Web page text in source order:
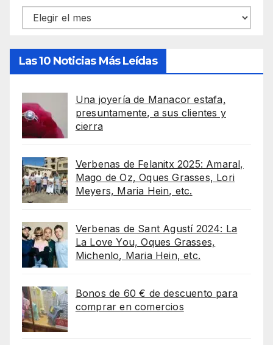
Archivos
Las 10 Noticias Más Leídas
Una joyería de Manacor estafa,
presuntamente, a sus clientes y
cierra
Verbenas de Felanitx 2025: Amaral,
Mago de Oz, Oques Grasses, Lori
Meyers, Maria Hein, etc.
Verbenas de Sant Agustí 2024: La
La Love You, Oques Grasses,
Michenlo, Maria Hein, etc.
Bonos de 60 € de descuento para
comprar en comercios